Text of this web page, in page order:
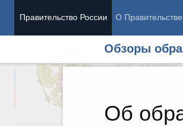
Правительство России О Правительстве
Обзоры
Об
Председатель
Вице-премьеры